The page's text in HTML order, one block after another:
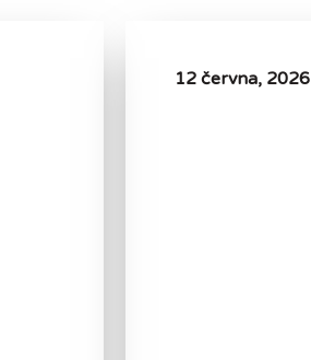
12 června, 2026